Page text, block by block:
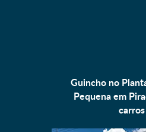
Guincho no
Pequena em
carros